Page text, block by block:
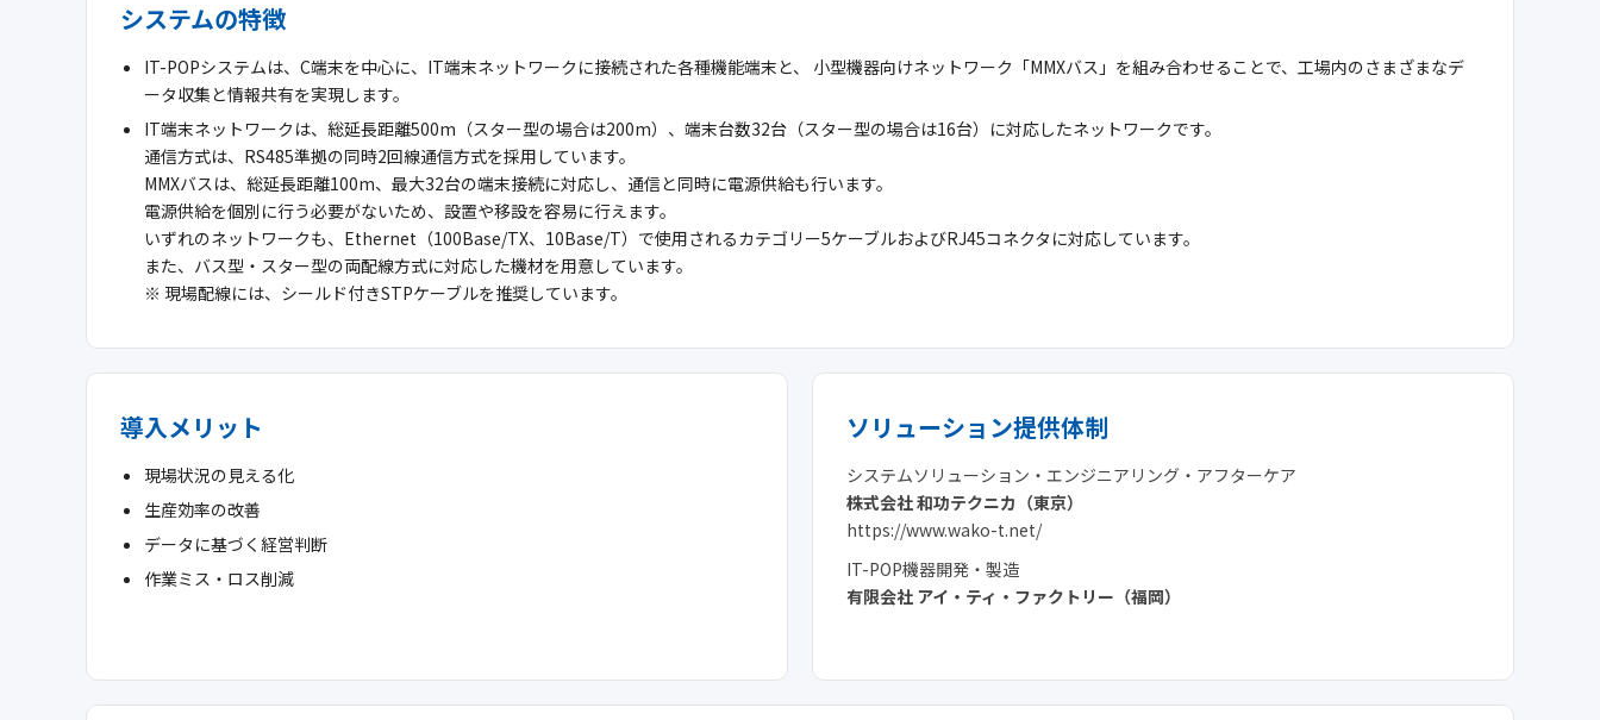
システムの特徴
IT-POPシステムは、C端末を中心に、IT端末ネットワークに接続された各種機能端末と、 小型機器向けネットワーク「MMXバス」を組み合わせることで、工場内のさまざまなデ
ータ収集と情報共有を実現します。
IT端末ネットワークは、総延長距離500m（スター型の場合は200m）、端末台数32台（スター型の場合は16台）に対応したネットワークです。
通信方式は、RS485準拠の同時2回線通信方式を採用しています。
MMXバスは、総延長距離100m、最大32台の端末接続に対応し、通信と同時に電源供給も行います。
電源供給を個別に行う必要がないため、設置や移設を容易に行えます。
いずれのネットワークも、Ethernet（100Base/TX、10Base/T）で使用されるカテゴリー5ケーブルおよびRJ45コネクタに対応しています。
また、バス型・スター型の両配線方式に対応した機材を用意しています。
※ 現場配線には、シールド付きSTPケーブルを推奨しています。
導入メリット
現場状況の見える化
生産効率の改善
データに基づく経営判断
作業ミス・ロス削減
ソリューション提供体制
システムソリューション・エンジニアリング・アフターケア
株式会社 和功テクニカ（東京）
https://www.wako-t.net/
IT-POP機器開発・製造
有限会社 アイ・ティ・ファクトリー（福岡）